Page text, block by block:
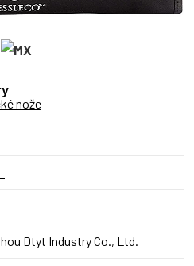
nože
Dtyt Industry Co., Ltd.